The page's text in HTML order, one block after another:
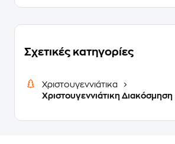
Σχετικές κατηγορίες
Χριστουγεννιάτικα
Χριστουγεννιάτικη Διακόσμηση